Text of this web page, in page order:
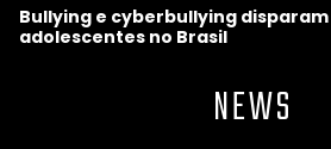
Bullying e cyberbullying
adolescentes no Brasil
NEWS